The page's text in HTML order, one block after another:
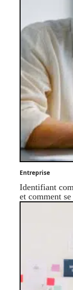
Entreprise
Identifiant
et comment